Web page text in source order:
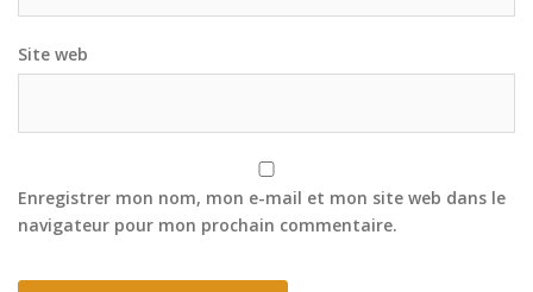
Site web
Enregistrer mon nom, mon e-mail et mon site web dans le
navigateur pour mon prochain commentaire.